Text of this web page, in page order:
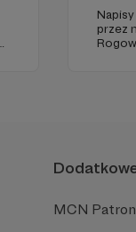
przez
MCN